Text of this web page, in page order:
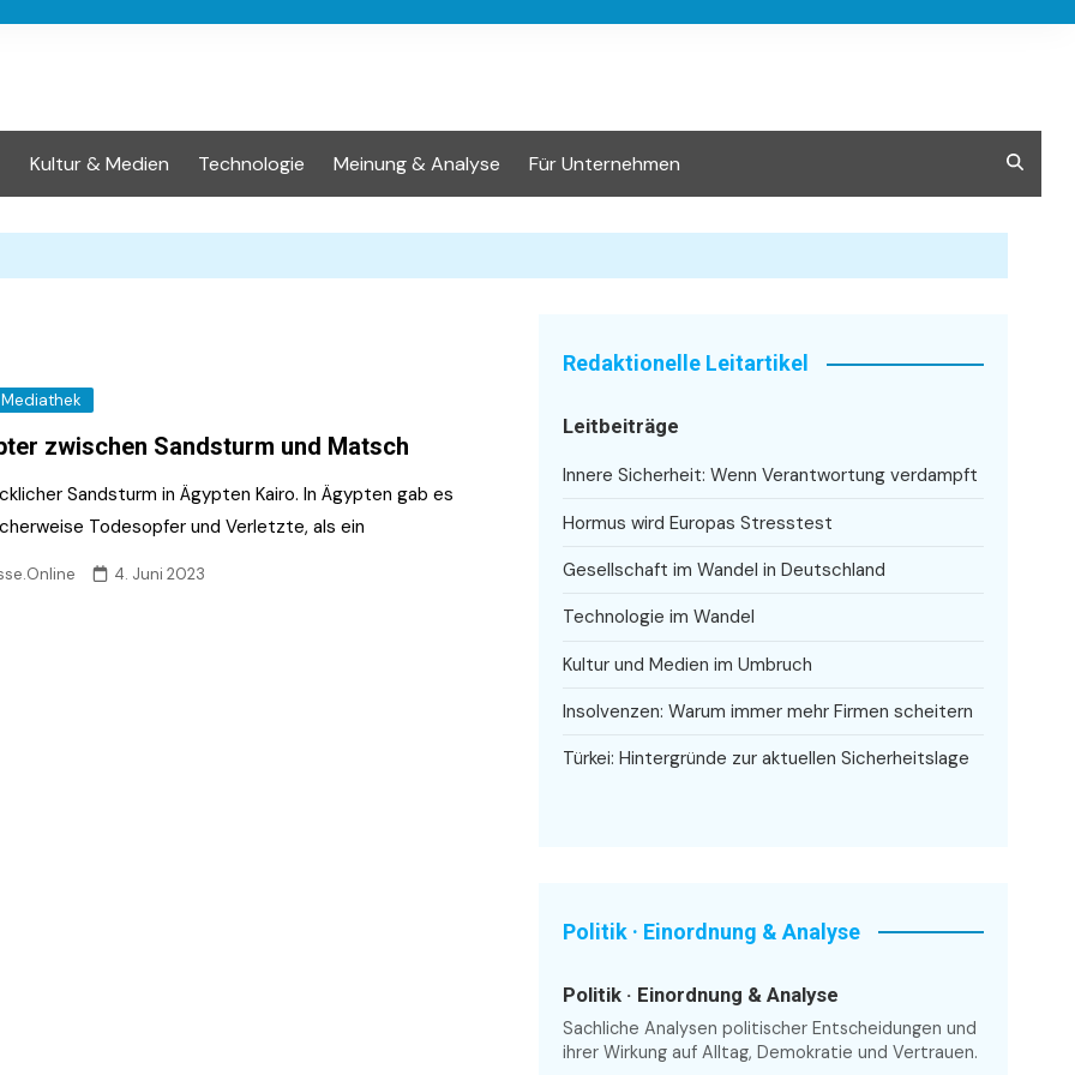
Kultur & Medien Technologie Meinung & Analyse Für Unternehmen
Mediathek
zwischen Sandsturm und Matsch
Sandsturm in Ägypten Kairo. In Ägypten gab es
Todesopfer und Verletzte, als ein
4. Juni 2023
Redaktionelle Leitartikel
Leitbeiträge
Innere Sicherheit: Wenn Verantwortung verdampft
Hormus wird Europas Stresstest
Gesellschaft im Wandel in Deutschland
Technologie im Wandel
Kultur und Medien im Umbruch
Insolvenzen: Warum immer mehr Firmen scheitern
Türkei: Hintergründe zur aktuellen Sicherheitslage
Politik · Einordnung & Analyse
Politik · Einordnung & Analyse
Sachliche Analysen politischer Entscheidungen und
ihrer Wirkung auf Alltag, Demokratie und Vertrauen.